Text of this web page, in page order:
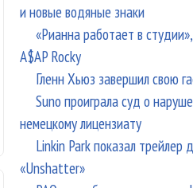
о Александр Князев и Ксения
и новые водяные знаки
«Рианна работает в
A$AP Rocky
Гленн Хьюз завершил свою
Suno проиграла суд о
немецкому лицензиату
Linkin Park показал трейлер
«Unshatter»